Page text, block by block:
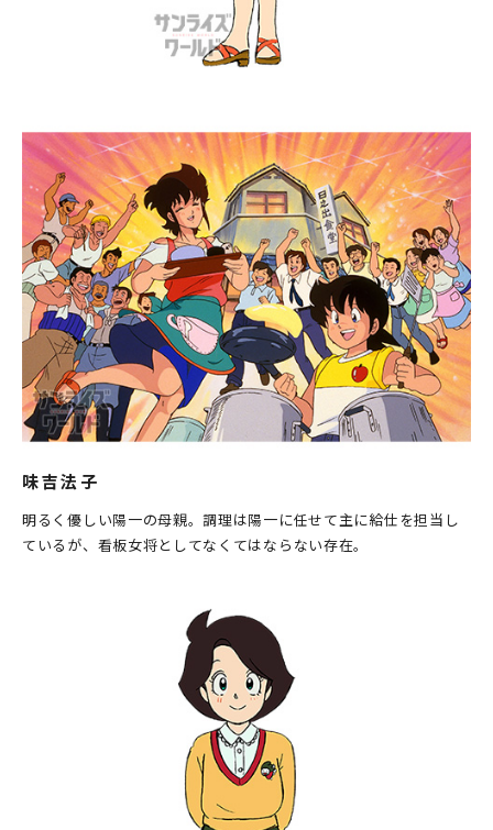
味吉法子
明るく優しい陽一の母親。調理は陽一に任せて主に給仕を担当し
ているが、看板女将としてなくてはならない存在。